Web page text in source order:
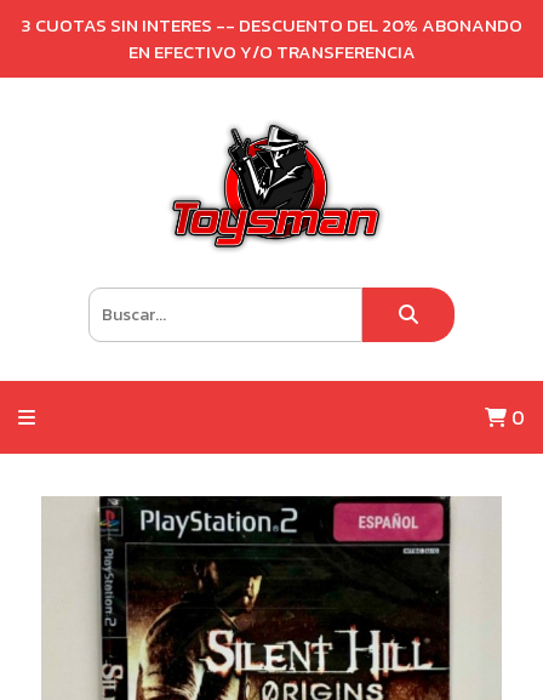
3 CUOTAS SIN INTERES -- DESCUENTO DEL 20% ABONANDO
EN EFECTIVO Y/O TRANSFERENCIA
0